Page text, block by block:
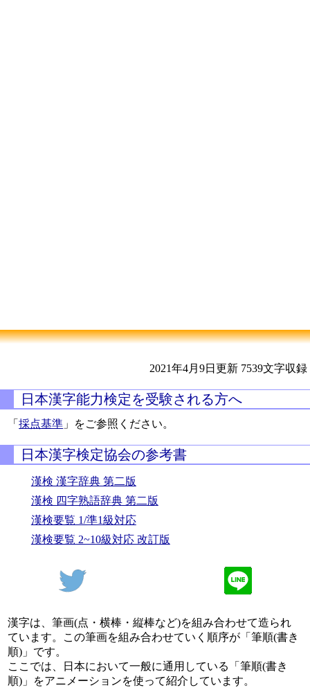
2021年4月9日更新 7539文字収録
日本漢字能力検定を受験される方へ
「採点基準 」をご参照ください。
日本漢字検定協会の参考書
漢検 漢字辞典 第二版
漢検 四字熟語辞典 第二版
漢検要覧 1/準1級対応
漢検要覧 2~10級対応 改訂版
漢字は、筆画(点・横棒・縦棒など)を組み合わせて造られ
ています。この筆画を組み合わせていく順序が「筆順(書き
順)」です。
ここでは、日本において一般に通用している「筆順(書き
順)」をアニメーションを使って紹介しています。